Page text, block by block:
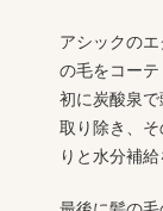
アシックの
の毛をコー
初に炭酸泉
取り除き、
りと水分補